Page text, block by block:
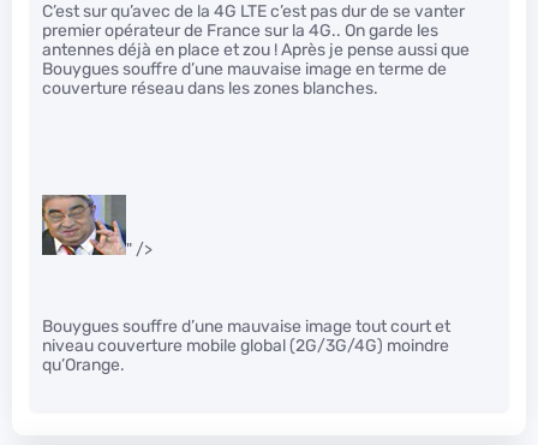
C’est sur qu’avec de la 4G LTE c’est pas dur de se vanter
premier opérateur de France sur la 4G.. On garde les
antennes déjà en place et zou ! Après je pense aussi que
Bouygues souffre d’une mauvaise image en terme de
couverture réseau dans les zones blanches.
" />
Bouygues souffre d’une mauvaise image tout court et
niveau couverture mobile global (2G/3G/4G) moindre
qu’Orange.